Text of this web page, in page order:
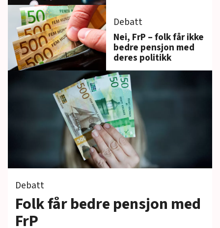
Debatt
Nei, FrP – folk får ikke
bedre pensjon med
deres politikk
Debatt
Folk får bedre pensjon med
FrP